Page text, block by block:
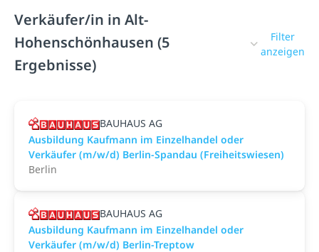
Verkäufer/in in Alt-
Hohenschönhausen (5
Ergebnisse)
Filter
anzeigen
BAUHAUS AG
Ausbildung Kaufmann im Einzelhandel oder
Verkäufer (m/w/d) Berlin-Spandau (Freiheitswiesen)
Berlin
BAUHAUS AG
Ausbildung Kaufmann im Einzelhandel oder
Verkäufer (m/w/d) Berlin-Treptow